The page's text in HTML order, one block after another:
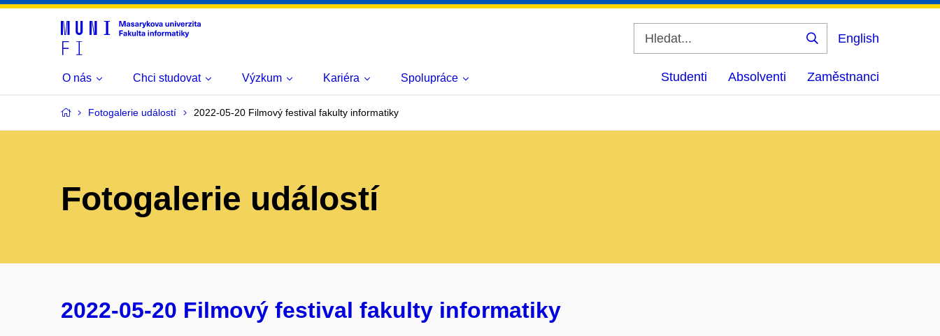
Vyhledat
English
O nás Chci studovat Výzkum Kariéra Spolupráce Studenti Absolventi Zaměstnanci
Fotogalerie událostí 2022-05-20 Filmový festival fakulty informatiky
Fotogalerie událostí
2022-05-20 Filmový festival fakulty informatiky